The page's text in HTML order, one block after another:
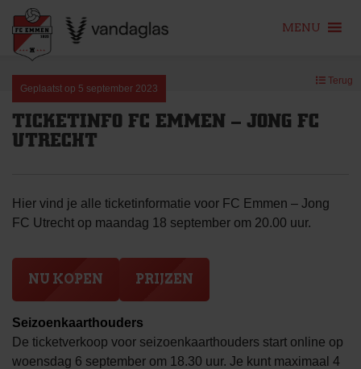
content
MENU
Geplaatst op 5 september 2023
Terug
TICKETINFO FC EMMEN – JONG FC
UTRECHT
Hier vind je alle ticketinformatie voor FC Emmen – Jong
FC Utrecht op maandag 18 september om 20.00 uur.
NU KOPEN PRIJZEN
Seizoenkaarthouders
De ticketverkoop voor seizoenkaarthouders start online op
woensdag 6 september om 18.30 uur. Je kunt maximaal 4